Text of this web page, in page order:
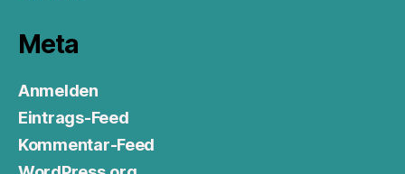
Meta
Anmelden
Eintrags-Feed
Kommentar-Feed